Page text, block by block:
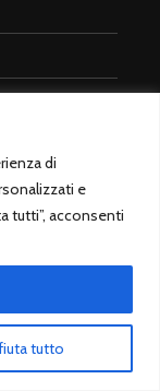
di
e
tutti”, acconsenti
tutto